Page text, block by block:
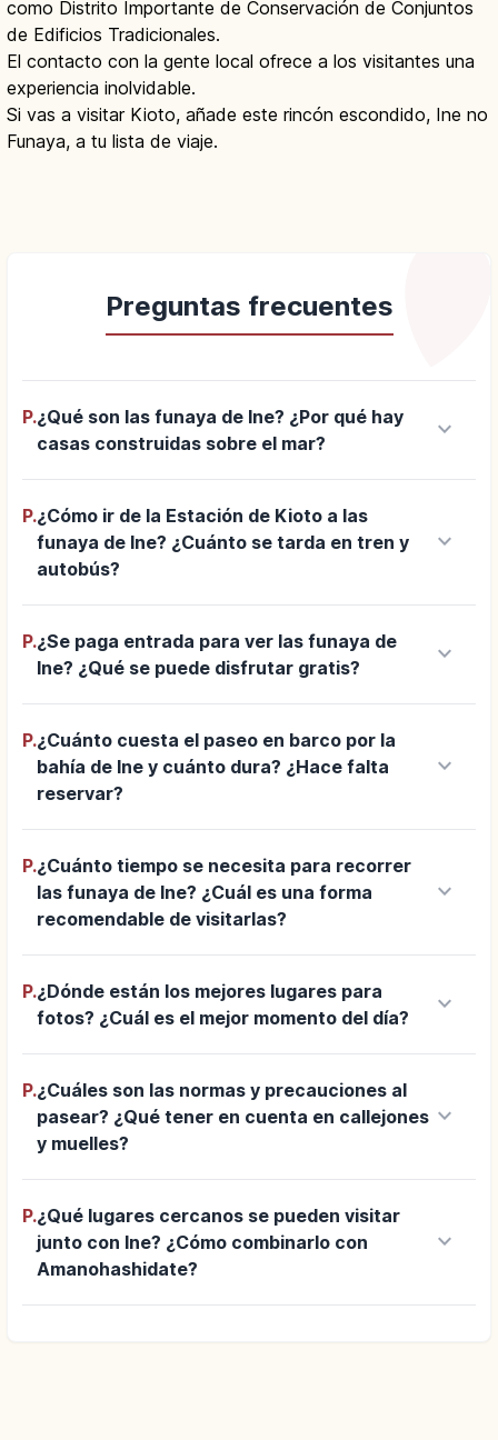
como Distrito Importante de Conservación de Conjuntos
de Edificios Tradicionales.
El contacto con la gente local ofrece a los visitantes una
experiencia inolvidable.
Si vas a visitar Kioto, añade este rincón escondido, Ine no
Funaya, a tu lista de viaje.
Preguntas frecuentes
P.¿Qué son las funaya de Ine? ¿Por qué hay
casas construidas sobre el mar?
keyboard_arrow_down
P.¿Cómo ir de la Estación de Kioto a las
funaya de Ine? ¿Cuánto se tarda en tren y
autobús?
keyboard_arrow_down
P.¿Se paga entrada para ver las funaya de
Ine? ¿Qué se puede disfrutar gratis?
keyboard_arrow_down
P.¿Cuánto cuesta el paseo en barco por la
bahía de Ine y cuánto dura? ¿Hace falta
reservar?
keyboard_arrow_down
P.¿Cuánto tiempo se necesita para recorrer
las funaya de Ine? ¿Cuál es una forma
recomendable de visitarlas?
keyboard_arrow_down
P.¿Dónde están los mejores lugares para
fotos? ¿Cuál es el mejor momento del día?
keyboard_arrow_down
P.¿Cuáles son las normas y precauciones al
pasear? ¿Qué tener en cuenta en callejones
y muelles?
keyboard_arrow_down
P.¿Qué lugares cercanos se pueden visitar
junto con Ine? ¿Cómo combinarlo con
Amanohashidate?
keyboard_arrow_down